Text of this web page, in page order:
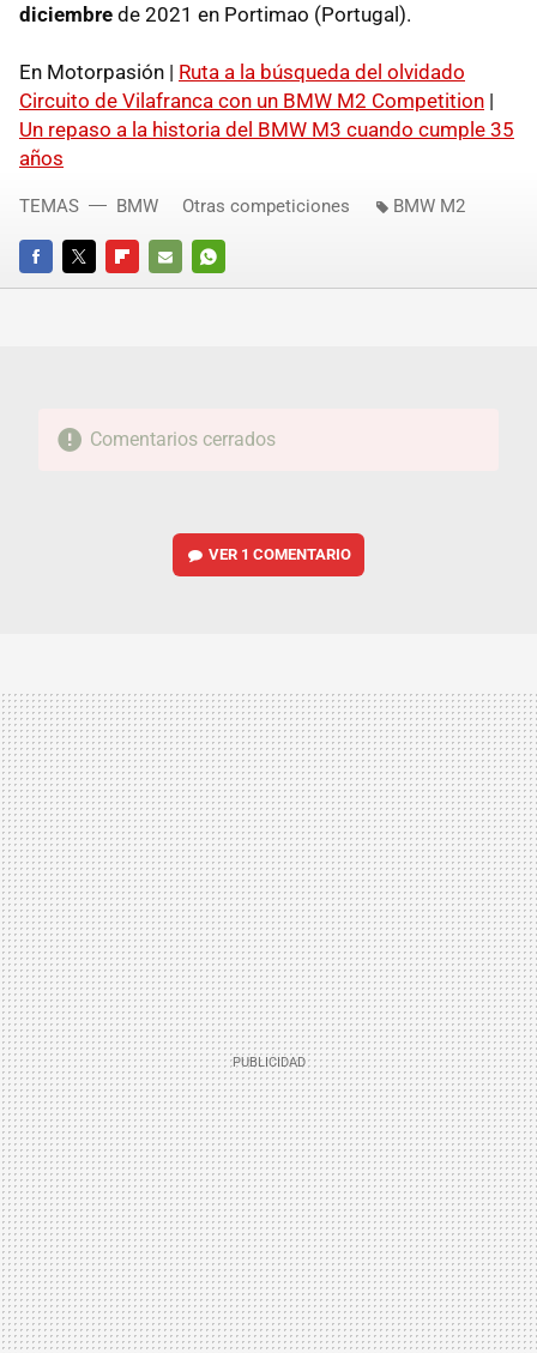
diciembre de 2021 en Portimao (Portugal).
En Motorpasión | Ruta a la búsqueda del olvidado
Circuito de Vilafranca con un BMW M2 Competition |
Un repaso a la historia del BMW M3 cuando cumple 35
años
FACEBOOKTWITTERFLIPBOARD
E-
WHATSAPP
TEMAS BMW Otras competiciones BMW M2
Comentarios cerrados
VER 1 COMENTARIO